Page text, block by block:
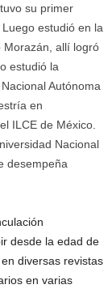
su primer
estudió en la
Morazán, allí logró
estudió la
Autónoma
en
ILCE de México.
Nacional
desempeña
desde la edad de
diversas revistas
en varias